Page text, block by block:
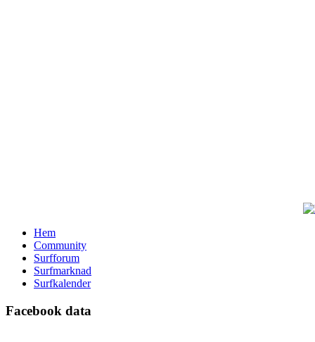
Hem
Community
Surfforum
Surfmarknad
Surfkalender
Facebook data